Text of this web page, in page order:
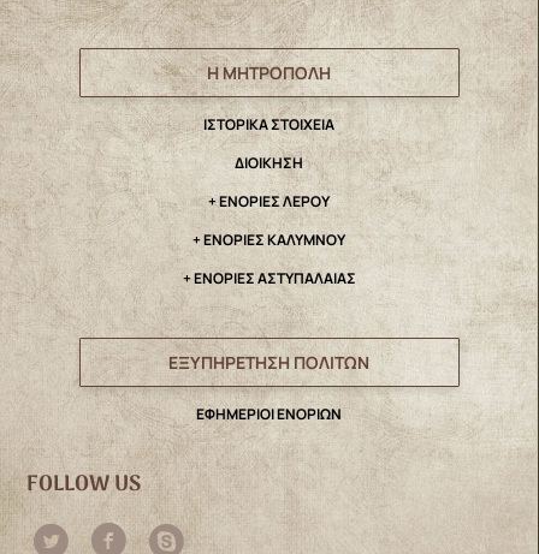
Η ΜΗΤΡΟΠΟΛΗ
IΣΤΟΡΙΚΑ ΣΤΟΙΧΕΙΑ
ΔΙΟΙΚΗΣΗ
+ ΕΝΟΡΙΕΣ ΛΕΡΟΥ
+ ΕΝΟΡΙΕΣ ΚΑΛΥΜΝΟΥ
+ ΕΝΟΡΙΕΣ ΑΣΤΥΠΑΛΑΙΑΣ
ΕΞΥΠΗΡΕΤΗΣΗ ΠΟΛΙΤΩΝ
ΕΦΗΜΕΡΙΟΙ ΕΝΟΡΙΩΝ
FOLLOW US